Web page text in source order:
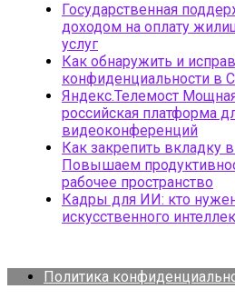
Государственная
доходом на оплату
услуг
Как обнаружить и
конфиденциальности в
Яндекс.Телемост
российская платформа
видеоконференций
Как закрепить вкладку
Повышаем
рабочее пространство
Кадры для ИИ: кто
искусственного
Политика